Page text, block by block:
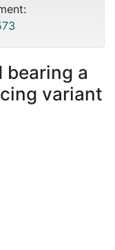
bearing a
variant